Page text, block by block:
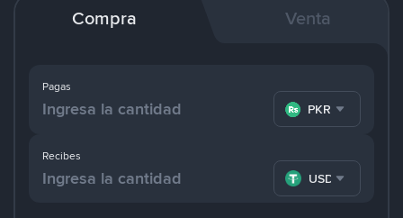
Compra Venta
Pagas
PKR
Recibes
USDT